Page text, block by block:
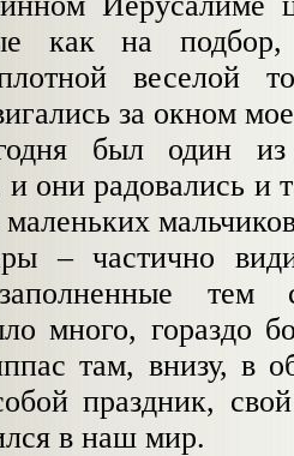
как на
веселой
за окном
был один из
они радовались и
– частично
тем
много, гораздо
там, внизу, в
праздник,
в наш мир.